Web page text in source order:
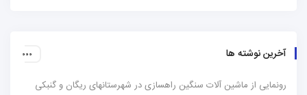
آخرین نوشته ها
رونمایی از ماشین آلات سنگین راهسازی در شهرستانهای ریگان و گنبکی